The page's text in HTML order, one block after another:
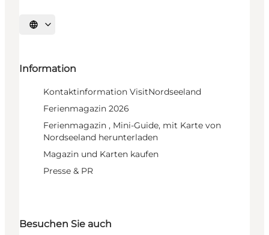
Sprache auswählen
Information
Kontaktinformation VisitNordseeland
Ferienmagazin 2026
Ferienmagazin , Mini-Guide, mit Karte von
Nordseeland herunterladen
Magazin und Karten kaufen
Presse & PR
Besuchen Sie auch